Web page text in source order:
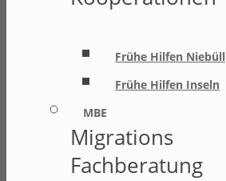
Frühe Hilfen Niebüll
Frühe Hilfen Inseln
MBE
Migrations
Fachberatung